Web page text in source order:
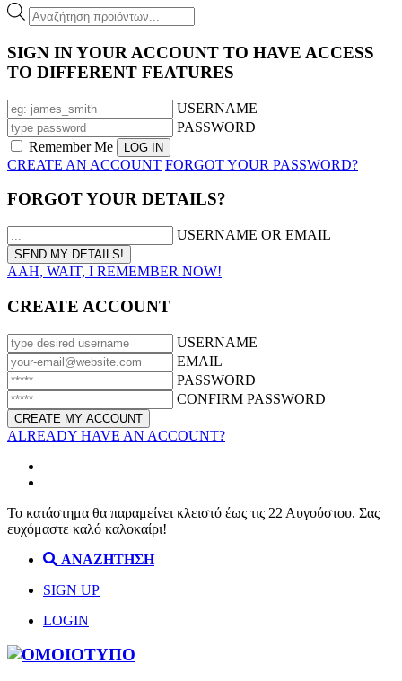
Products
search
SIGN IN YOUR ACCOUNT TO HAVE ACCESS
TO DIFFERENT FEATURES
USERNAME
PASSWORD
Remember Me
CREATE AN ACCOUNT FORGOT YOUR PASSWORD?
FORGOT YOUR DETAILS?
USERNAME OR EMAIL
AAH, WAIT, I REMEMBER NOW!
CREATE ACCOUNT
USERNAME
EMAIL
PASSWORD
CONFIRM PASSWORD
ALREADY HAVE AN ACCOUNT?
Το κατάστημα θα παραμείνει κλειστό έως τις 22 Αυγούστου. Σας
ευχόμαστε καλό καλοκαίρι!
ΑΝΑΖΗΤΗΣΗ
SIGN UP
LOGIN